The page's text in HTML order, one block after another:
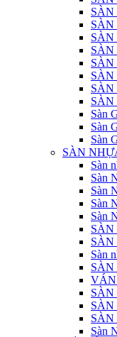
SÀN
SÀN
SÀN
SÀN
SÀN
SÀN
Sàn
Sàn
Sàn
SÀN
Sàn
Sàn
Sàn
Sàn
Sàn
SÀN
Sàn
VÁN
SÀN
SÀN
SÀN
Sàn